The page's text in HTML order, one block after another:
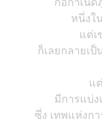
หนึ่งใ
แต่เ
ก็เลยกลายเ
แ
มีการแบ่
ซึ่ง เทพแห่งก